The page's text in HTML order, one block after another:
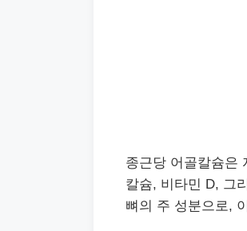
종근당 어골칼슘은
칼슘, 비타민 D, 그
뼈의 주 성분으로,